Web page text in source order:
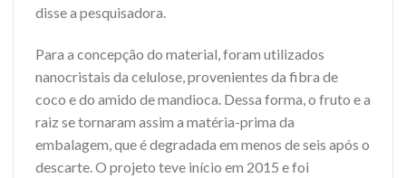
disse a pesquisadora.
Para a concepção do material, foram utilizados
nanocristais da celulose, provenientes da fibra de
coco e do amido de mandioca. Dessa forma, o fruto e a
raiz se tornaram assim a matéria-prima da
embalagem, que é degradada em menos de seis após o
descarte. O projeto teve início em 2015 e foi